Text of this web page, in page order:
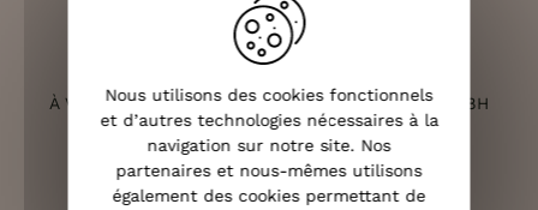
À VOTRE ÉCOUTE DU LUNDI AU SAMEDI DE 10H À 18H
Nous utilisons des cookies fonctionnels
et d’autres technologies nécessaires à la
navigation sur notre site. Nos
partenaires et nous-mêmes utilisons
également des cookies permettant de